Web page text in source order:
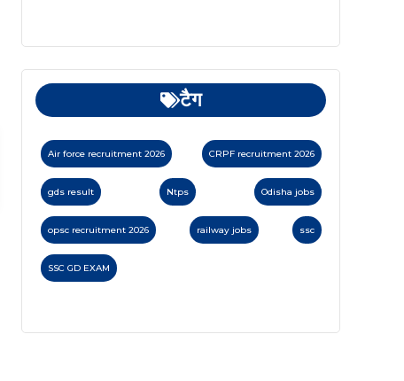
टैग
Air force recruitment 2026 CRPF recruitment 2026
gds result Ntps Odisha jobs
opsc recruitment 2026 railway jobs ssc
SSC GD EXAM